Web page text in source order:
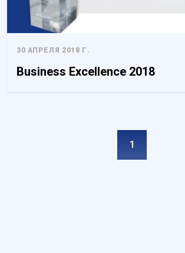
30 АПРЕЛЯ 2018 Г.
Business Excellence 2018
1
Неклассифицированные
Неклассифицированные файлы cookie —
которые находятся в процессе
поставщиками отдельных cookies.
Принять все